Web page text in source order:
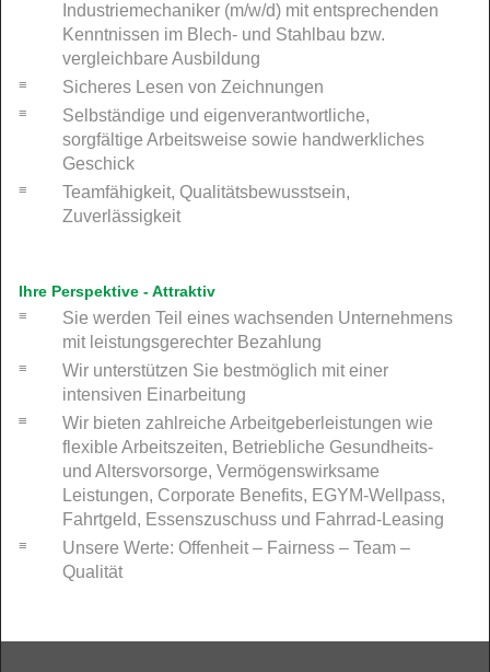
Industriemechaniker (m/w/d) mit entsprechenden
Kenntnissen im Blech- und Stahlbau bzw.
vergleichbare Ausbildung
Sicheres Lesen von Zeichnungen
Selbständige und eigenverantwortliche,
sorgfältige Arbeitsweise sowie handwerkliches
Geschick
Teamfähigkeit, Qualitätsbewusstsein,
Zuverlässigkeit
Ihre Perspektive - Attraktiv
Sie werden Teil eines wachsenden Unternehmens
mit leistungsgerechter Bezahlung
Wir unterstützen Sie bestmöglich mit einer
intensiven Einarbeitung
Wir bieten zahlreiche Arbeitgeberleistungen wie
flexible Arbeitszeiten, Betriebliche Gesundheits-
und Altersvorsorge, Vermögenswirksame
Leistungen, Corporate Benefits, EGYM-Wellpass,
Fahrtgeld, Essenszuschuss und Fahrrad-Leasing
Unsere Werte: Offenheit – Fairness – Team –
Qualität